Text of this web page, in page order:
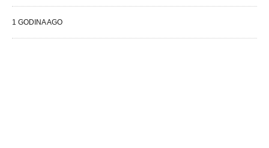
1 GODINA AGO